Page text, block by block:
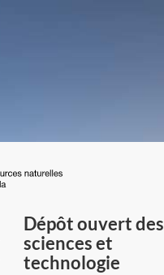
du
Canada
Dépôt ouvert des
sciences et
technologie